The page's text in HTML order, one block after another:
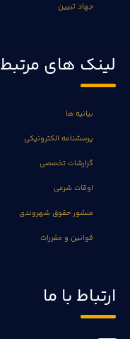
جهاد تبیین
لینک های مرتبط
بیانیه ها
پرسشنامه الکترونیکی
گزارشات تخصصی
اوقات شرعی
منشور حقوق شهروندی
قوانین و مقررات
ارتباط با ما